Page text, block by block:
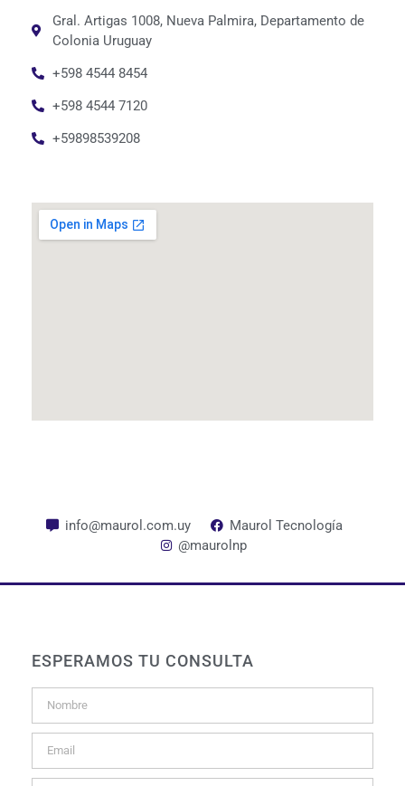
Gral. Artigas 1008, Nueva Palmira, Departamento de
Colonia Uruguay
+598 4544 8454
+598 4544 7120
+59898539208
info@maurol.com.uy
Maurol Tecnología
@maurolnp
ESPERAMOS TU CONSULTA